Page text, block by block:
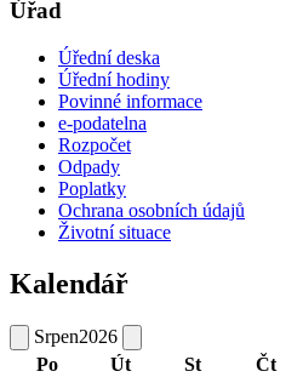
Úřad
Úřední deska
Úřední hodiny
Povinné informace
e-podatelna
Rozpočet
Odpady
Poplatky
Ochrana osobních údajů
Životní situace
Kalendář
Srpen2026
Po
Út St Čt